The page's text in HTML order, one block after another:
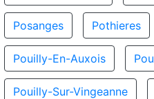
Posanges Pothieres
Pouilly-En-Auxois
Pouilly-Sur-Vingeanne